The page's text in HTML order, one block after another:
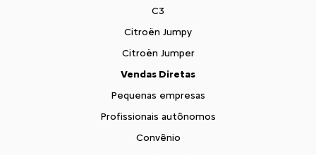
C3
Citroën Jumpy
Citroën Jumper
Vendas Diretas
Pequenas empresas
Profissionais autônomos
Convênio